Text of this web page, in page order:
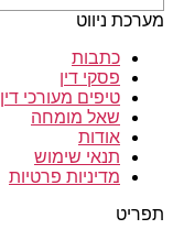
מערכת ניווט
כתבות
פסקי דין
טיפים מעורכי דין
שאל מומחה
אודות
תנאי שימוש
מדיניות פרטיות
תפריט